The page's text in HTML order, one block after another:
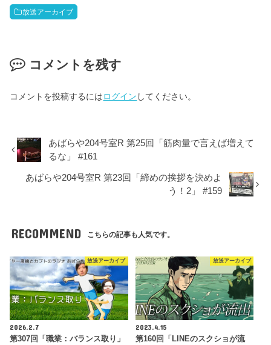
放送アーカイブ
コメントを残す
コメントを投稿するにはログイン してください。
あばらや204号室R 第25回「筋肉量で言えば増えて
るな」 #161
あばらや204号室R 第23回「締めの挨拶を決めよ
う！2」 #159
RECOMMEND こちらの記事も人気です。
放送アーカイブ
2026.2.7
第307回「職業：バランス取り」
放送アーカイブ
2023.4.15
第160回「LINEのスクショが流